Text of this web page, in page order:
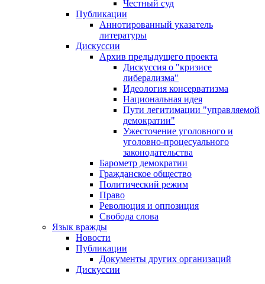
Честный суд
Публикации
Аннотированный указатель
литературы
Дискуссии
Архив предыдущего проекта
Дискуссия о "кризисе
либерализма"
Идеология консерватизма
Национальная идея
Пути легитимации "управляемой
демократии"
Ужесточение уголовного и
уголовно-процесуального
законодательства
Барометр демократии
Гражданское общество
Политический режим
Право
Революция и оппозиция
Свобода слова
Язык вражды
Новости
Публикации
Документы других организаций
Дискуссии